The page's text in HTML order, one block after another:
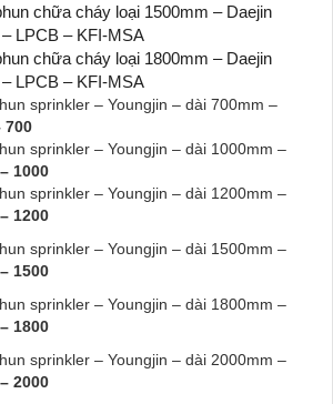
chữa cháy loại 1500mm – Daejin
LPCB – KFI-MSA
chữa cháy loại 1800mm – Daejin
LPCB – KFI-MSA
sprinkler – Youngjin – dài 700mm –
700
sprinkler – Youngjin – dài 1000mm –
1000
sprinkler – Youngjin – dài 1200mm –
1200
sprinkler – Youngjin – dài 1500mm –
1500
sprinkler – Youngjin – dài 1800mm –
1800
sprinkler – Youngjin – dài 2000mm –
2000